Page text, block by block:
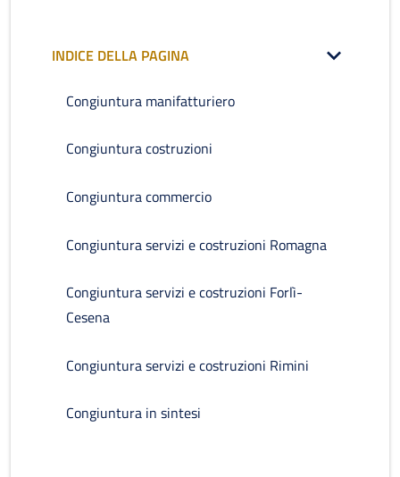
INDICE DELLA PAGINA
Congiuntura manifatturiero
Congiuntura costruzioni
Congiuntura commercio
Congiuntura servizi e costruzioni Romagna
Congiuntura servizi e costruzioni Forlì-
Cesena
Congiuntura servizi e costruzioni Rimini
Congiuntura in sintesi